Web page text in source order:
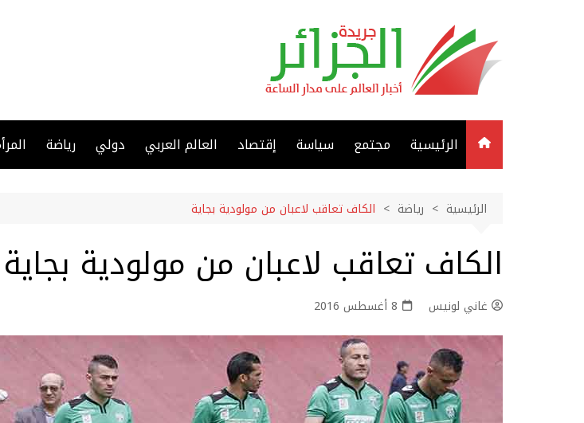
الرئيسية مجتمع سياسة إقتصاد العالم العربي دولي رياضة
الرئيسية رياضة الكاف تعاقب لاعبان من مولودية بجاية
الكاف تعاقب لاعبان من مولودية بجاية
غاني لونيس 8 أغسطس 2016